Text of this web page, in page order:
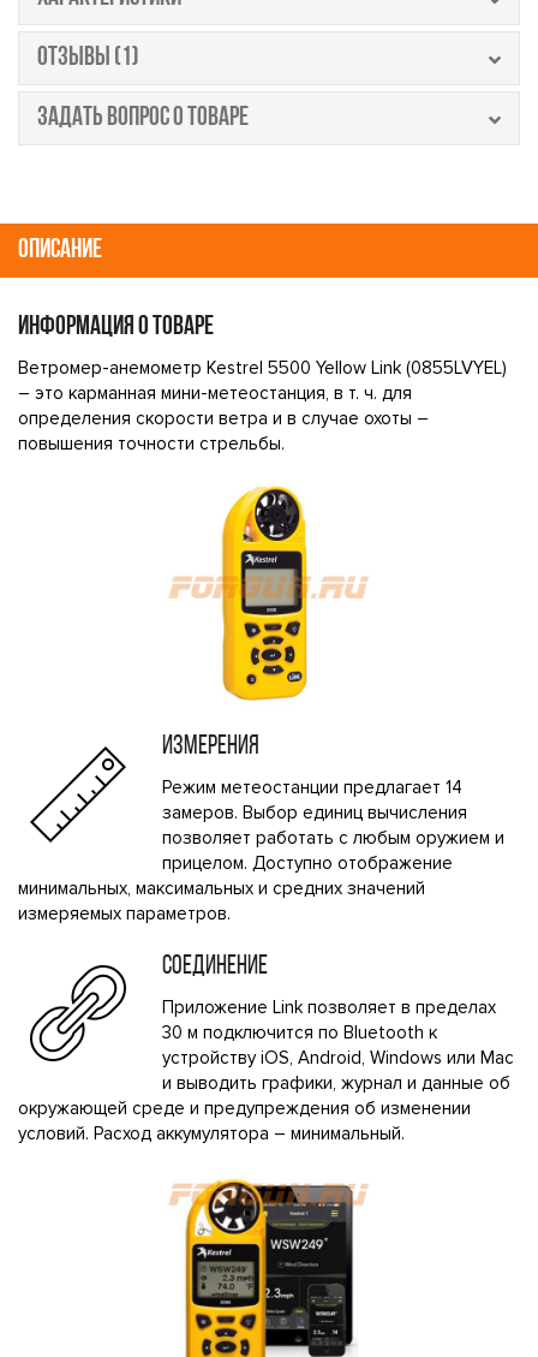
ОТЗЫВЫ (1)
ЗАДАТЬ ВОПРОС О ТОВАРЕ
ОПИСАНИЕ
ИНФОРМАЦИЯ О ТОВАРЕ
Ветромер-анемометр Kestrel 5500 Yellow Link (0855LVYEL)
– это карманная мини-метеостанция, в т. ч. для
определения скорости ветра и в случае охоты –
повышения точности стрельбы.
ИЗМЕРЕНИЯ
Режим метеостанции предлагает 14
замеров. Выбор единиц вычисления
позволяет работать с любым оружием и
прицелом. Доступно отображение
минимальных, максимальных и средних значений
измеряемых параметров.
СОЕДИНЕНИЕ
Приложение Link позволяет в пределах
30 м подключится по Bluetooth к
устройству iOS, Android, Windows или Mac
и выводить графики, журнал и данные об
окружающей среде и предупреждения об изменении
условий. Расход аккумулятора – минимальный.